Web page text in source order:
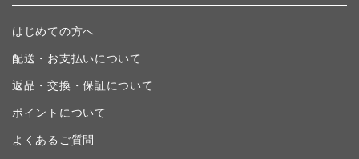
はじめての方へ
配送・お支払いについて
返品・交換・保証について
ポイントについて
よくあるご質問